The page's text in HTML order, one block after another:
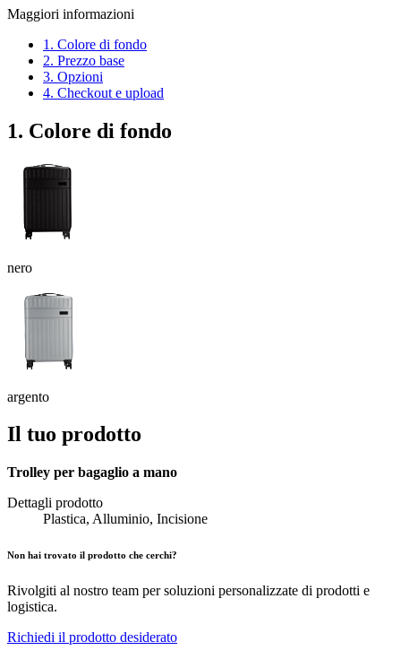
Maggiori informazioni
1. Colore di fondo
2. Prezzo base
3. Opzioni
4. Checkout e upload
1. Colore di fondo
nero
argento
Il tuo prodotto
Trolley per bagaglio a mano
Dettagli prodotto
Plastica, Alluminio, Incisione
Non hai trovato il prodotto che cerchi?
Rivolgiti al nostro team per soluzioni personalizzate di prodotti e
logistica.
Richiedi il prodotto desiderato